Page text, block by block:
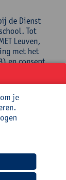
de Dienst
Tot
Leuven,
met het
en consent
de hand
Annelies is
links
je